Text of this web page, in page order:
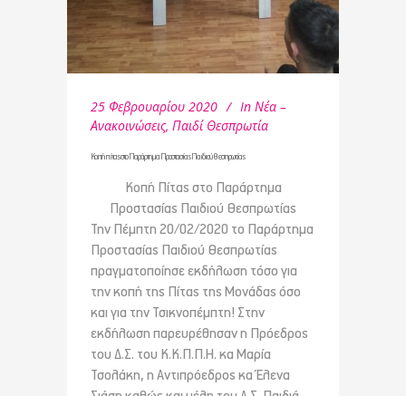
25 Φεβρουαρίου 2020 In Νέα –
Ανακοινώσεις, Παιδί Θεσπρωτία
Κοπή πίτας στο Παράρτημα Προστασίας Παιδιού Θεσπρωτίας
Κοπή Πίτας στο Παράρτημα
Προστασίας Παιδιού Θεσπρωτίας
Την Πέμπτη 20/02/2020 το Παράρτημα
Προστασίας Παιδιού Θεσπρωτίας
πραγματοποίησε εκδήλωση τόσο για
την κοπή της Πίτας της Μονάδας όσο
και για την Τσικνοπέμπτη! Στην
εκδήλωση παρευρέθησαν η Πρόεδρος
του Δ.Σ. του Κ.Κ.Π.Π.Η. κα Μαρία
Τσολάκη, η Αντιπρόεδρος κα Έλενα